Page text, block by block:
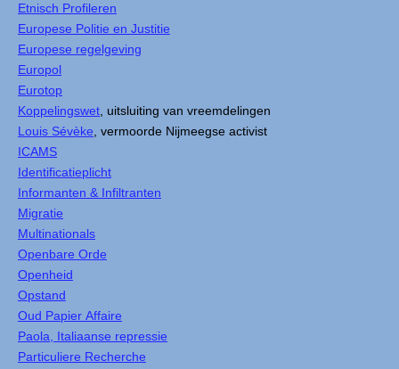
Etnisch Profileren
Europese Politie en Justitie
Europese regelgeving
Europol
Eurotop
Koppelingswet , uitsluiting van vreemdelingen
Louis Sévèke , vermoorde Nijmeegse activist
ICAMS
Identificatieplicht
Informanten & Infiltranten
Migratie
Multinationals
Openbare Orde
Openheid
Opstand
Oud Papier Affaire
Paola, Italiaanse repressie
Particuliere Recherche